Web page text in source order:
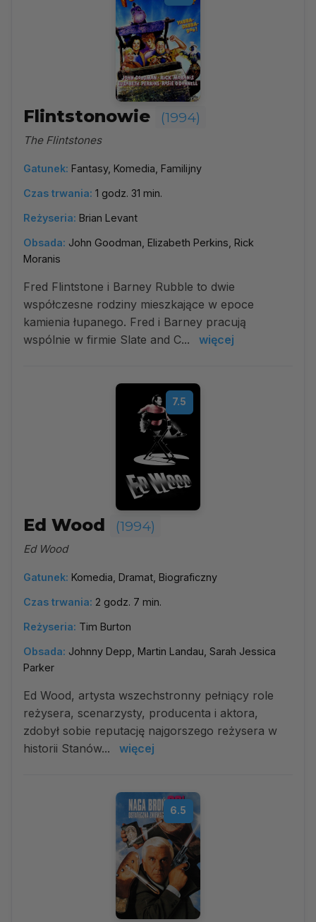
Flintstonowie (1994)
The Flintstones
Gatunek: Fantasy, Komedia, Familijny
Czas trwania: 1 godz. 31 min.
Reżyseria: Brian Levant
Obsada: John Goodman, Elizabeth Perkins, Rick
Moranis
Fred Flintstone i Barney Rubble to dwie
współczesne rodziny mieszkające w epoce
kamienia łupanego. Fred i Barney pracują
wspólnie w firmie Slate and C...
więcej
7.5
Ed Wood (1994)
Ed Wood
Gatunek: Komedia, Dramat, Biograficzny
Czas trwania: 2 godz. 7 min.
Reżyseria: Tim Burton
Obsada: Johnny Depp, Martin Landau, Sarah Jessica
Parker
Ed Wood, artysta wszechstronny pełniący role
reżysera, scenarzysty, producenta i aktora,
zdobył sobie reputację najgorszego reżysera w
historii Stanów...
więcej
6.5